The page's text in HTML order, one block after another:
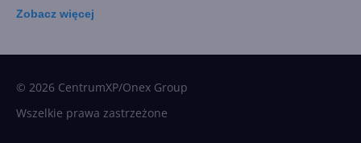
Zobacz więcej
© 2026 CentrumXP/Onex Group
Wszelkie prawa zastrzeżone